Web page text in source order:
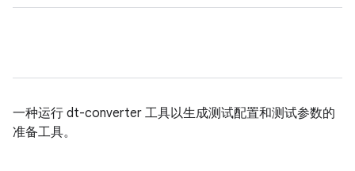
一种运行 dt-converter 工具以生成测试配置和测试参数的
准备工具。